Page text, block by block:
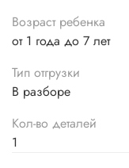
Возраст ребенка
от 1 года до 7 лет
Тип отгрузки
В разборе
Кол-во деталей
1